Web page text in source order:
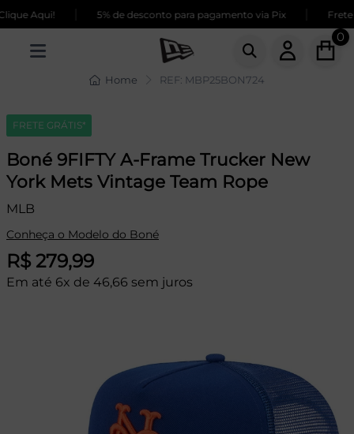
Aqui! 5% de desconto para pagamento via Pix Frete
0
Home REF: MBP25BON724
FRETE GRÁTIS*
Boné 9FIFTY A-Frame Trucker New
York Mets Vintage Team Rope
MLB
Conheça o Modelo do Boné
R$ 279,99
Em até 6x de 46,66 sem juros